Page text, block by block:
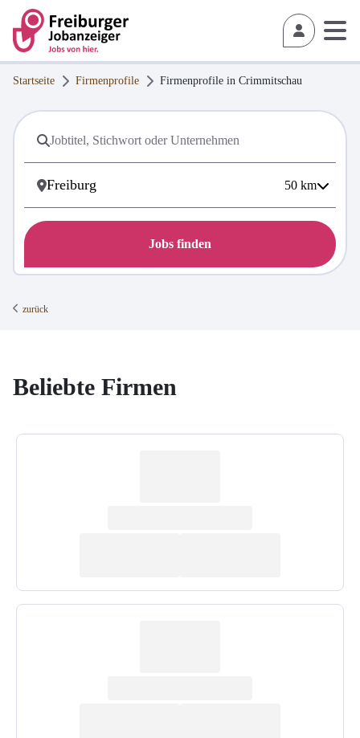
Startseite Firmenprofile Firmenprofile in Crimmitschau
50 km
Jobs finden
zurück
Beliebte Firmen